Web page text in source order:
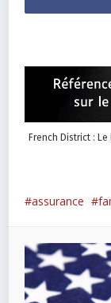
French District :
assurance